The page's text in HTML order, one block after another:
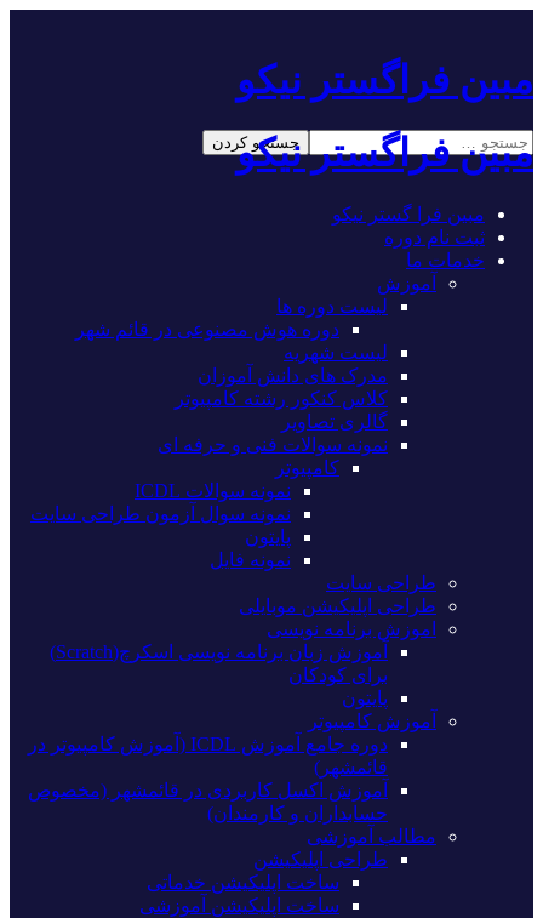
مبین فراگستر نیکو
مبین فراگستر نیکو
مبین فرا گستر نیکو
ثبت نام دوره
خدمات ما
آموزش
لیست دوره ها
دوره هوش مصنوعی در قائم شهر
لیست شهریه
مدرک های دانش آموزان
کلاس کنکور رشته کامپیوتر
گالری تصاویر
نمونه سوالات فنی و حرفه ای
کامپیوتر
نمونه سوالات ICDL
نمونه سوال آزمون طراحی سایت
پایتون
نمونه فایل
طراحی سایت
طراحی اپلیکیشن موبایلی
اموزش برنامه نویسی
آموزش زبان برنامه نویسی اسکرچ(Scratch)
برای کودکان
پایتون
آموزش کامپیوتر
دوره جامع آموزش ICDL (آموزش کامپیوتر در
قائمشهر)
آموزش اکسل کاربردی در قائمشهر (مخصوص
حسابداران و کارمندان)
مطالب آموزشی
طراحی اپلیکیشن
ساخت اپلیکیشن خدماتی
ساخت اپلیکیشن آموزشی